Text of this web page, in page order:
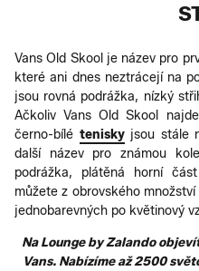
Vans Old Skool je název pro
které ani dnes neztrácejí na
jsou rovná podrážka, nízký
Ačkoliv Vans Old Skool
černo-bílé teniskyjsou stále
další název pro známou
podrážka, plátěná horní
můžete z obrovského
jednobarevných po květinový
Na Lounge by Zalando
Vans. Nabízíme až 2500